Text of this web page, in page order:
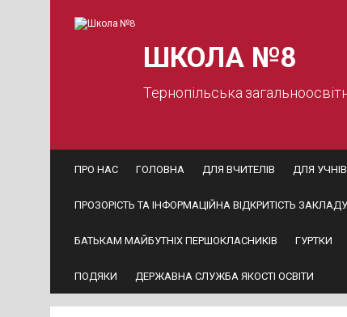
content
ШКОЛА №8
Тернопільська
ПРО НАС ГОЛОВНА ДЛЯ ВЧИТЕЛІВ ДЛЯ УЧНІВ
ПРОЗОРІСТЬ ТА ІНФОРМАЦІЙНА ВІДКРИТІСТЬ
БАТЬКАМ МАЙБУТНІХ ПЕРШОКЛАСНИКІВ ГУРТКИ
ПОДЯКИ ДЕРЖАВНА СЛУЖБА ЯКОСТІ ОСВІТИ